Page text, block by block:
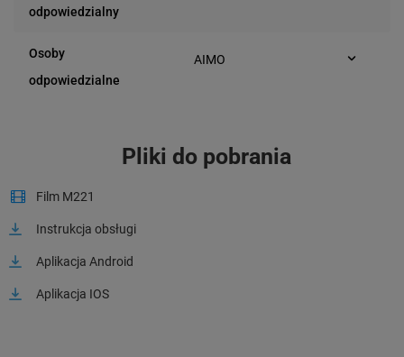
odpowiedzialny
Osoby
odpowiedzialne
AIMO
Pliki do pobrania
Film M221
Instrukcja obsługi
Aplikacja Android
Aplikacja IOS